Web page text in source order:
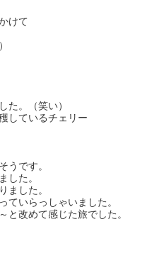
けて
た。（笑い）
しているチェリー
うです。
した。
ました。
ていらっしゃいました。
と改めて感じた旅でした。